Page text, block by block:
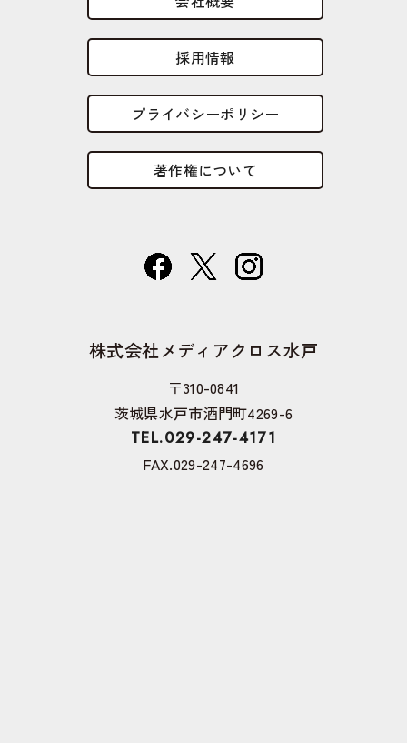
採用情報
プライバシーポリシー
著作権について
株式会社メディアクロス水戸
〒310-0841
茨城県水戸市酒門町4269-6
TEL.029-247-4171
FAX.029-247-4696